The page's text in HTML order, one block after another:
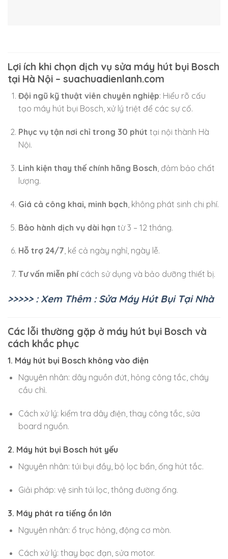
Lợi ích khi chọn dịch vụ sửa máy hút bụi Bosch
tại Hà Nội – suachuadienlanh.com
Đội ngũ kỹ thuật viên chuyên nghiệp: Hiểu rõ cấu
tạo máy hút bụi Bosch, xử lý triệt để các sự cố.
Phục vụ tận nơi chỉ trong 30 phút tại nội thành Hà
Nội.
Linh kiện thay thế chính hãng Bosch , đảm bảo chất
lượng.
Giá cả công khai, minh bạch , không phát sinh chi phí.
Bảo hành dịch vụ dài hạn từ 3 – 12 tháng.
Hỗ trợ 24/7, kể cả ngày nghỉ, ngày lễ.
Tư vấn miễn phícách sử dụng và bảo dưỡng thiết bị.
>>>>> : Xem Thêm : Sửa Máy Hút Bụi Tại Nhà
Các lỗi thường gặp ở máy hút bụi Bosch và
cách khắc phục
1. Máy hút bụi Bosch không vào điện
Nguyên nhân: dây nguồn đứt, hỏng công tắc, cháy
cầu chì.
Cách xử lý: kiểm tra dây điện, thay công tắc, sửa
board nguồn.
2. Máy hút bụi Bosch hút yếu
Nguyên nhân: túi bụi đầy, bộ lọc bẩn, ống hút tắc.
Giải pháp: vệ sinh túi lọc, thông đường ống.
3. Máy phát ra tiếng ồn lớn
Nguyên nhân: ổ trục hỏng, động cơ mòn.
Cách xử lý: thay bạc đạn, sửa motor.